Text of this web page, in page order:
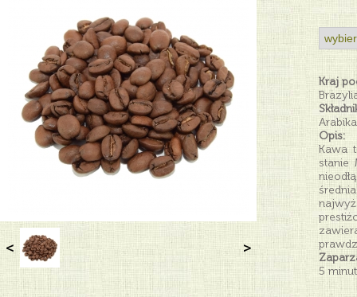
< >
Kraj
Opis:
Kawa
stanie
5